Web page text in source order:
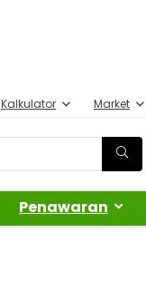
Kalkulator Market
Penawaran